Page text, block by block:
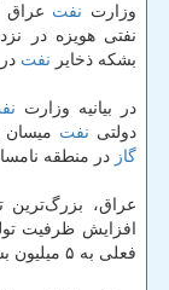
وزارت نفت عراق
نفتی هویزه در
بشكه ذخایر نفت
در بیانیه وزارت
دولتی نفت
گاز در منطقه
عراق، بزرگ‌ترین
فعلی به ۵ میلیون بشكه در روز تا پایان سال جاری میلادی است.